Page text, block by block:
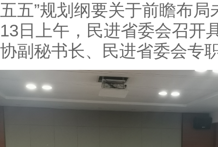
五五”规划纲要关于前瞻布
13日上午，民进省委会召开
协副秘书长、民进省委会专